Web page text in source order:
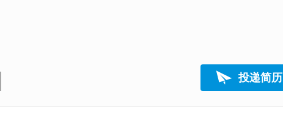
投递简历